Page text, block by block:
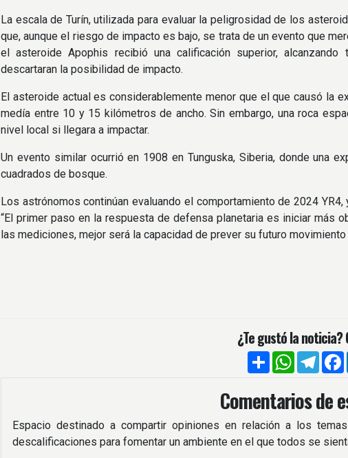
La escala de Turín, utilizada para evaluar la peligrosidad de los
que, aunque el riesgo de impacto es bajo, se trata de un evento que
el asteroide Apophis recibió una calificación superior,
descartaran la posibilidad de impacto.
El asteroide actual es considerablemente menor que el que causó la
medía entre 10 y 15 kilómetros de ancho. Sin embargo, una roca
nivel local si llegara a impactar.
Un evento similar ocurrió en 1908 en Tunguska, Siberia, donde una
cuadrados de bosque.
Los astrónomos continúan evaluando el comportamiento de 2024
“El primer paso en la respuesta de defensa planetaria es iniciar más
las mediciones, mejor será la capacidad de prever su futuro
¿Te gustó la noticia?
CompartirWhatsApp
Comentarios de
Espacio destinado a compartir opiniones en relación a los
descalificaciones para fomentar un ambiente en el que todos se